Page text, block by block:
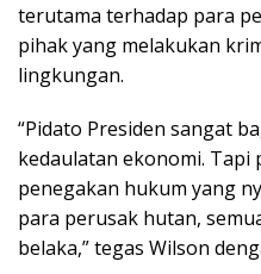
terutama terhadap para
pihak yang melakukan
lingkungan.
“Pidato Presiden sangat
kedaulatan ekonomi. Tapi
penegakan hukum yang
para perusak hutan,
belaka,” tegas Wilson